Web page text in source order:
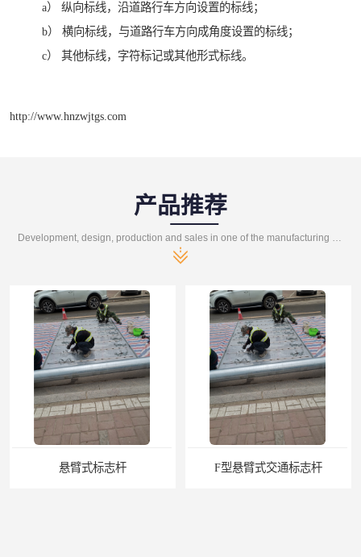
a） 纵向标线，沿道路行车方向设置的标线；
b） 横向标线，与道路行车方向成角度设置的标线；
c） 其他标线，字符标记或其他形式标线。
http://www.hnzwjtgs.com
产品推荐
悬臂式标志杆 F型悬臂式交通标志杆